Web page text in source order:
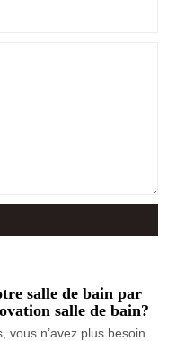
salle de bain par
salle de bain?
vous n’avez plus besoin